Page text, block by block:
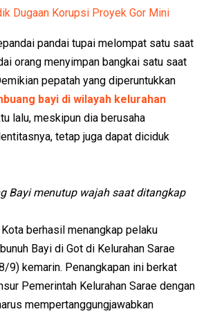
Dugaan Korupsi Proyek Gor Mini
pandai tupai melompat satu saat
orang menyimpan bangkai satu saat
pepatah yang diperuntukkan
bayi di wilayah kelurahan
lalu, meskipun dia berusaha
tetap juga dapat diciduk
Bayi menutup wajah saat ditangkap
berhasil menangkap pelaku
Bayi di Got di Kelurahan Sarae
9) kemarin. Penangkapan ini berkat
Pemerintah Kelurahan Sarae dengan
mempertanggungjawabkan